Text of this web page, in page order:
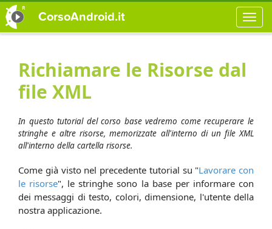
CorsoAndroid.it
Richiamare le Risorse dal
file XML
In questo tutorial del corso base vedremo come recuperare le
stringhe e altre risorse, memorizzate all'interno di un file XML
all'interno della cartella risorse.
Come già visto nel precedente tutorial su "Lavorare con
le risorse", le stringhe sono la base per informare con
dei messaggi di testo, colori, dimensione, l'utente della
nostra applicazione.